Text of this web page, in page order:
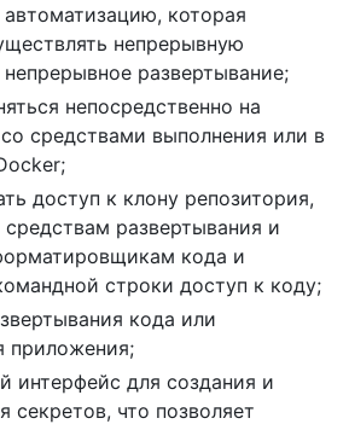
автоматизацию, которая
непрерывную
развертывание;
непосредственно на
средствами выполнения или в
доступ к клону репозитория,
средствам развертывания и
кода и
строки доступ к коду;
кода или
приложения;
интерфейс для создания и
секретов, что позволяет